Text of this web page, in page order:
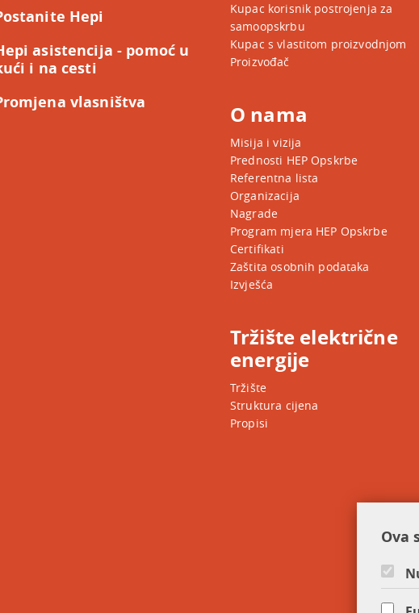
Hepi
asistencija - pomoć u
i na cesti
vlasništva
Kupac korisnik postrojenja za
samoopskrbu
Kupac s vlastitom proizvodnjom
Proizvođač
O nama
Misija i vizija
Prednosti HEP Opskrbe
Referentna lista
Organizacija
Nagrade
Program mjera HEP Opskrbe
Certifikati
Zaštita osobnih podataka
Izvješća
Tržište električne
energije
Tržište
Struktura cijena
Propisi
Ova